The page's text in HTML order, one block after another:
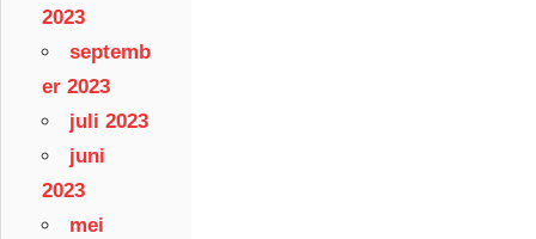
2023
septemb
er 2023
juli 2023
juni
2023
mei